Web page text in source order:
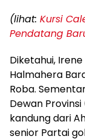
(lihat: Kursi
Pendatang
Diketahui,
Halmahera
Roba.
Dewan
kandung dari
senior Partai